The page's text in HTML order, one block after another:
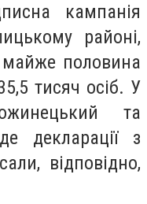
кампанія
районі,
майже половина
тисяч осіб. У
та
декларації з
відповідно,